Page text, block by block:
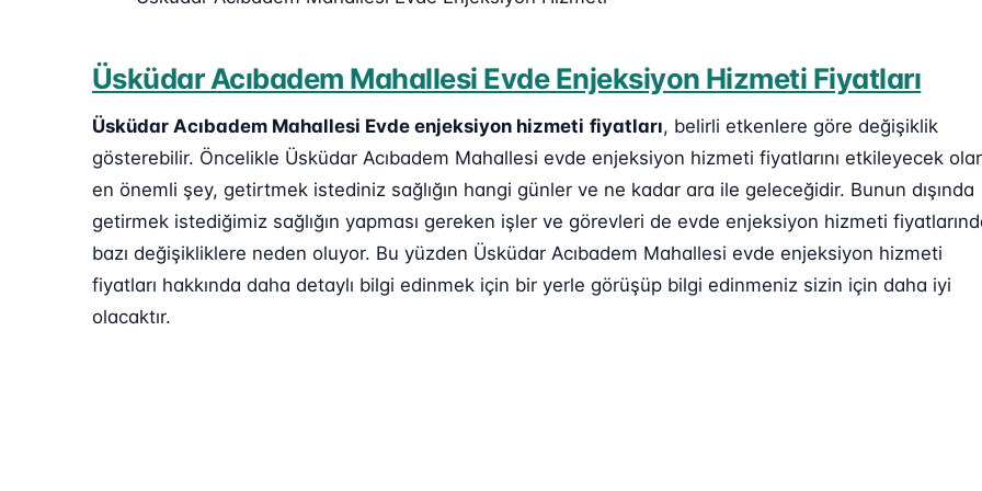
Üsküdar Acıbadem Mahallesi Evde Enjeksiyon Hizmeti Fiyatları
Üsküdar Acıbadem Mahallesi Evde enjeksiyon hizmeti fiyatları, belirli etkenlere göre değişiklik
gösterebilir. Öncelikle Üsküdar Acıbadem Mahallesi evde enjeksiyon hizmeti fiyatlarını etkileyecek
en önemli şey, getirtmek istediniz sağlığın hangi günler ve ne kadar ara ile geleceğidir. Bunun dışında
getirmek istediğimiz sağlığın yapması gereken işler ve görevleri de evde enjeksiyon hizmeti
bazı değişikliklere neden oluyor. Bu yüzden Üsküdar Acıbadem Mahallesi evde enjeksiyon hizmeti
fiyatları hakkında daha detaylı bilgi edinmek için bir yerle görüşüp bilgi edinmeniz sizin için daha iyi
olacaktır.